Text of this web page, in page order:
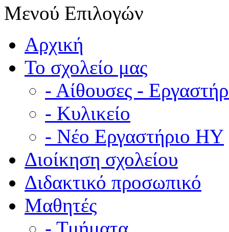
Μενού Επιλογών
Αρχική
Το σχολείο μας
- Αίθουσες -
- Κυλικείο
- Νέο Εργαστήριο ΗΥ
Διοίκηση σχολείου
Διδακτικό προσωπικό
Μαθητές